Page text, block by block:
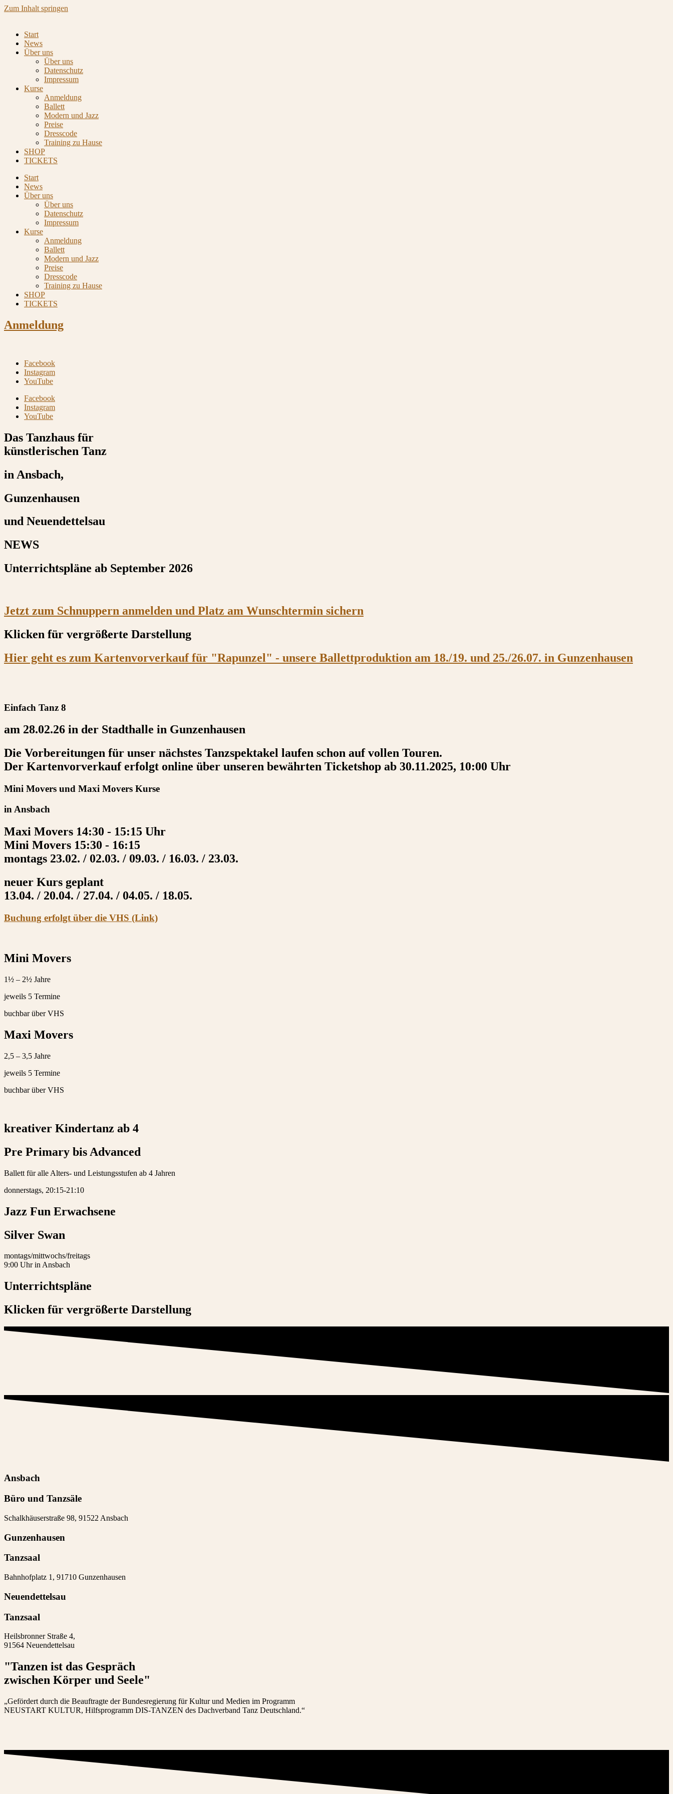
Zum Inhalt springen
Start
News
Über uns
Über uns
Datenschutz
Impressum
Kurse
Anmeldung
Ballett
Modern und Jazz
Preise
Dresscode
Training zu Hause
SHOP
TICKETS
Start
News
Über uns
Über uns
Datenschutz
Impressum
Kurse
Anmeldung
Ballett
Modern und Jazz
Preise
Dresscode
Training zu Hause
SHOP
TICKETS
Anmeldung
Facebook
Instagram
YouTube
Facebook
Instagram
YouTube
Das Tanzhaus für
künstlerischen Tanz
in Ansbach,
Gunzenhausen
und Neuendettelsau
NEWS
Unterrichtspläne ab September 2026
Jetzt zum Schnuppern anmelden und Platz am Wunschtermin sichern
Klicken für vergrößerte Darstellung
Hier geht es zum Kartenvorverkauf für "Rapunzel" - unsere Ballettproduktion am 18./19. und 25./26.07. in Gunzenhausen
Einfach Tanz 8
am 28.02.26 in der Stadthalle in Gunzenhausen
Die Vorbereitungen für unser nächstes Tanzspektakel laufen schon auf vollen Touren.
Der Kartenvorverkauf erfolgt online über unseren bewährten Ticketshop ab 30.11.2025, 10:00 Uhr
Mini Movers und Maxi Movers Kurse
in Ansbach
Maxi Movers 14:30 - 15:15 Uhr
Mini Movers 15:30 - 16:15
montags 23.02. / 02.03. / 09.03. / 16.03. / 23.03.
neuer Kurs geplant
13.04. / 20.04. / 27.04. / 04.05. / 18.05.
Buchung erfolgt über die VHS (Link)
Mini Movers
1½ – 2½ Jahre
jeweils 5 Termine
buchbar über VHS
Maxi Movers
2,5 – 3,5 Jahre
jeweils 5 Termine
buchbar über VHS
kreativer Kindertanz ab 4
Pre Primary bis Advanced
Ballett für alle Alters- und Leistungsstufen ab 4 Jahren
donnerstags, 20:15-21:10
Jazz Fun Erwachsene
Silver Swan
montags/mittwochs/freitags
9:00 Uhr in Ansbach
Unterrichtspläne
Klicken für vergrößerte Darstellung
Ansbach
Büro und Tanzsäle
Schalkhäuserstraße 98, 91522 Ansbach
Gunzenhausen
Tanzsaal
Bahnhofplatz 1, 91710 Gunzenhausen
Neuendettelsau
Tanzsaal
Heilsbronner Straße 4,
91564 Neuendettelsau
"Tanzen ist das Gespräch
zwischen Körper und Seele​"
„Gefördert durch die Beauftragte der Bundesregierung für Kultur und Medien im Programm
NEUSTART KULTUR, Hilfsprogramm DIS-TANZEN des Dachverband Tanz Deutschland.“​